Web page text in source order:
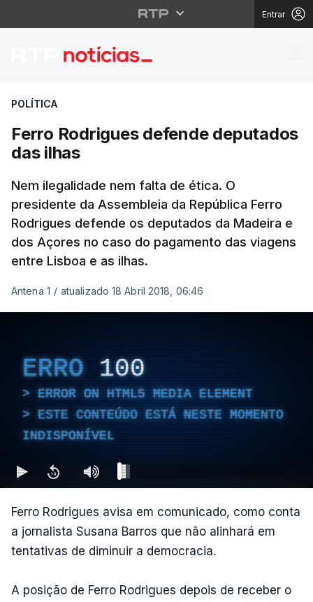
Entrar
Ferro Rodrigues
POLÍTICA
Ferro Rodrigues defende deputados
das ilhas
Nem ilegalidade nem falta de ética. O
presidente da Assembleia da República Ferro
Rodrigues defende os deputados da Madeira e
dos Açores no caso do pagamento das viagens
entre Lisboa e as ilhas.
Antena 1 / atualizado 18 Abril 2018, 06:46
ERRO 100
ERROR ON HTML5 MEDIA ELEMENT
ESTE CONTEÚDO ESTÁ NESTE MOMENTO
INDISPONÍVEL
Ferro Rodrigues avisa em comunicado, como conta
a jornalista Susana Barros que não alinhará em
tentativas de diminuir a democracia.
A posição de Ferro Rodrigues depois de receber o